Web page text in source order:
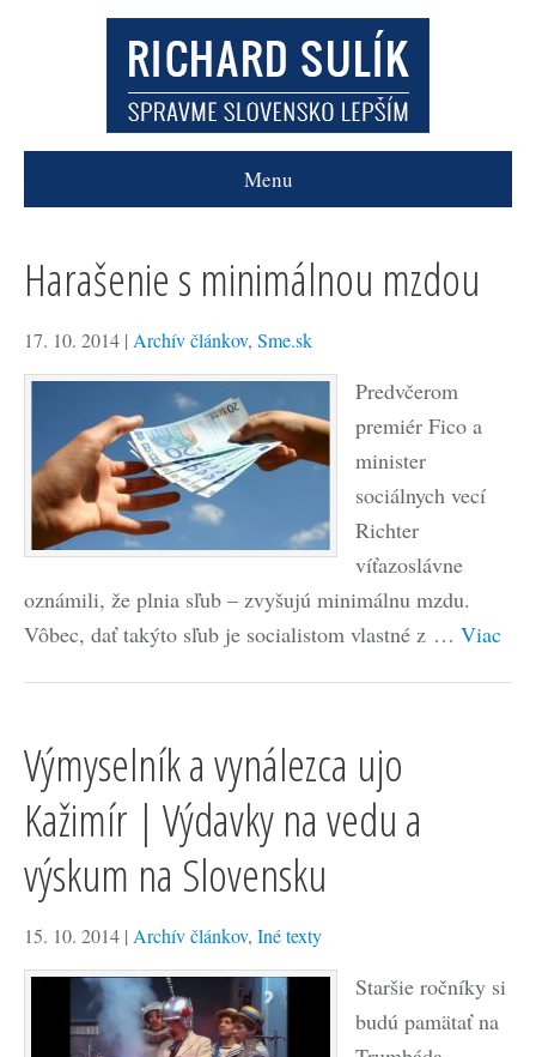
Menu
Harašenie s minimálnou mzdou
17. 10. 2014 | Archív článkov, Sme.sk
Predvčerom
premiér Fico a
minister
sociálnych vecí
Richter
víťazoslávne
oznámili, že plnia sľub – zvyšujú minimálnu mzdu.
Vôbec, dať takýto sľub je socialistom vlastné z … Viac
Výmyselník a vynálezca ujo
Kažimír | Výdavky na vedu a
výskum na Slovensku
15. 10. 2014 | Archív článkov, Iné texty
Staršie ročníky si
budú pamätať na